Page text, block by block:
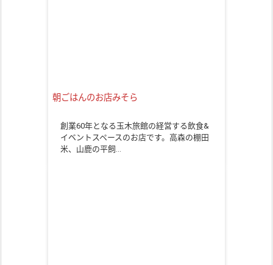
朝ごはんのお店みそら
創業60年となる玉木旅館の経営する飲食&
イベントスペースのお店です。高森の棚田
米、山鹿の平飼…